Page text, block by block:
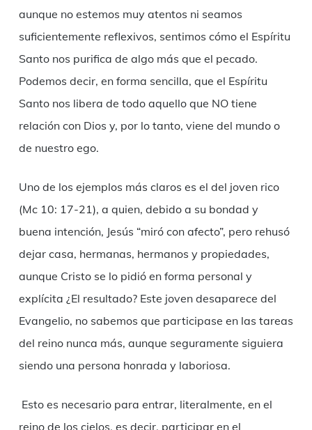
aunque no estemos muy atentos ni seamos
suficientemente reflexivos, sentimos cómo el Espíritu
Santo nos purifica de algo más que el pecado.
Podemos decir, en forma sencilla, que el Espíritu
Santo nos libera de todo aquello que NO tiene
relación con Dios y, por lo tanto, viene del mundo o
de nuestro ego.
Uno de los ejemplos más claros es el del joven rico
(Mc 10: 17-21), a quien, debido a su bondad y
buena intención, Jesús “miró con afecto”, pero rehusó
dejar casa, hermanas, hermanos y propiedades,
aunque Cristo se lo pidió en forma personal y
explícita ¿El resultado? Este joven desaparece del
Evangelio, no sabemos que participase en las tareas
del reino nunca más, aunque seguramente siguiera
siendo una persona honrada y laboriosa.
Esto es necesario para entrar, literalmente, en el
reino de los cielos, es decir, participar en el